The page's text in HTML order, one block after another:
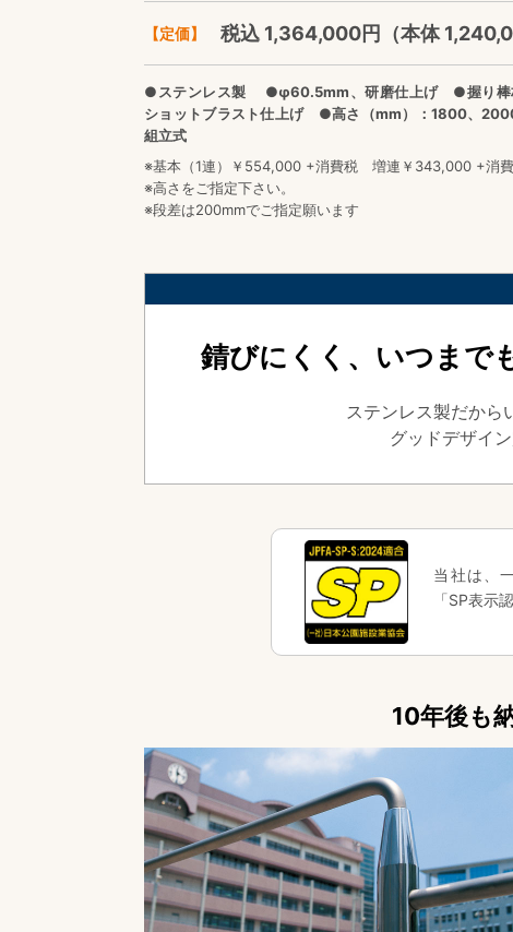
【定価】 税込 1,364,000円（本体
●ステンレス製 ●φ60.5mm、研磨仕上げ ●握り棒
ショットブラスト仕上げ ●高さ（mm）：1800、
組立式
※基本（1連）￥554,000 +消費税 増連￥343,000 +消
※高さをご指定下さい。
※段差は200mmでご指定願います
錆びにくく、いつまで
ステンレス製だから
グッドデザイ
当社は、
「SP表示
10年後も